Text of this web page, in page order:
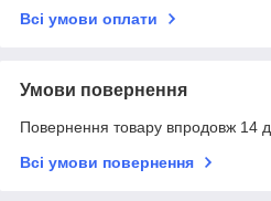
Всі умови оплати
Умови повернення
Повернення товару впродовж 14
Всі умови повернення